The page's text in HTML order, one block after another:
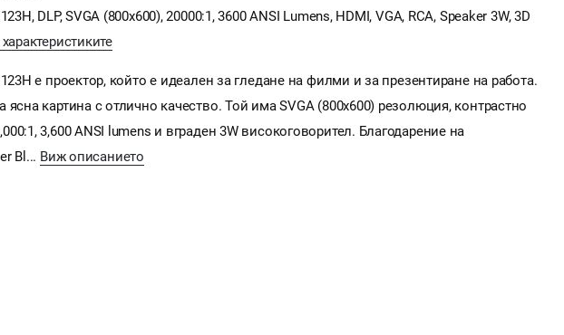
DLP, SVGA (800x600), 20000:1, 3600 ANSI Lumens, HDMI, VGA, RCA, Speaker 3W, 3D
е проектор, който е идеален за гледане на филми и за презентиране на работа.
ясна картина с отлично качество. Той има SVGA (800x600) резолюция, контрастно
3,600 ANSI lumens и вграден 3W високоговорител. Благодарение на
Bl... Виж описанието